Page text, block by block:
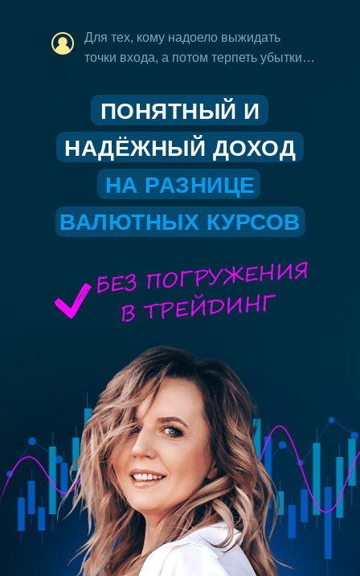
ПОНЯТНЫЙ И
НАДЁЖНЫЙ ДОХОД
НА РАЗНИЦЕ
ВАЛЮТНЫХ КУРСОВ
Для тех, кому надоело выжидать
точки входа, а потом терпеть убытки…